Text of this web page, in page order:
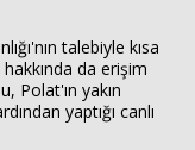
talebiyle kısa
da erişim
Polat'ın yakın
yaptığı canlı